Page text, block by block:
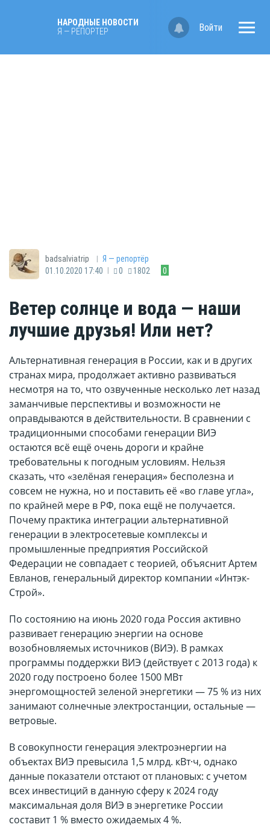
НАРОДНЫЕ НОВОСТИ
Я — РЕПОРТЁР
Войти
badsalviatrip | Я — репортёр
01.10.2020 17:40 | 0 1802 0
Ветер солнце и вода — наши
лучшие друзья! Или нет?
Альтернативная генерация в России, как и в других
странах мира, продолжает активно развиваться
несмотря на то, что озвученные несколько лет назад
заманчивые перспективы и возможности не
оправдываются в действительности. В сравнении с
традиционными способами генерации ВИЭ
остаются всё ещё очень дороги и крайне
требовательны к погодным условиям. Нельзя
сказать, что «зелёная генерация» бесполезна и
совсем не нужна, но и поставить её «во главе угла»,
по крайней мере в РФ, пока ещё не получается.
Почему практика интеграции альтернативной
генерации в электросетевые комплексы и
промышленные предприятия Российской
Федерации не совпадает с теорией, объяснит Артем
Евланов, генеральный директор компании «Интэк-
Строй».
По состоянию на июнь 2020 года Россия активно
развивает генерацию энергии на основе
возобновляемых источников (ВИЭ). В рамках
программы поддержки ВИЭ (действует с 2013 года) к
2020 году построено более 1500 МВт
энергомощностей зеленой энергетики — 75 % из них
занимают солнечные электростанции, остальные —
ветровые.
В совокупности генерация электроэнергии на
объектах ВИЭ превысила 1,5 млрд. кВт·ч, однако
данные показатели отстают от плановых: с учетом
всех инвестиций в данную сферу к 2024 году
максимальная доля ВИЭ в энергетике России
составит 1 % вместо ожидаемых 4 %.